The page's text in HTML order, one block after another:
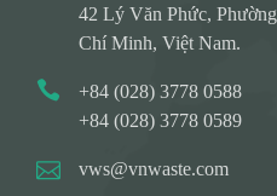
42 Lý Văn Phức,
Chí Minh, Việt Nam.
+84 (028) 3778 0588
+84 (028) 3778 0589
vws@vnwaste.com